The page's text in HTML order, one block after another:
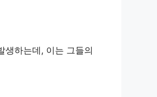
생하는데, 이는 그들의